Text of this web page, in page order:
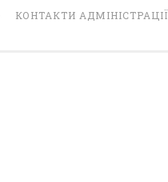
КОНТАКТИ АДМІНІСТРАЦІЇ